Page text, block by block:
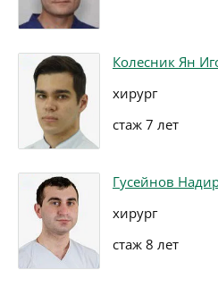
Колесник Ян
хирург
стаж 7 лет
Гусейнов
хирург
стаж 8 лет